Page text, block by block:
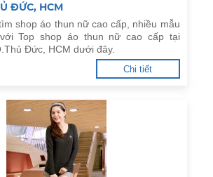
ĐỨC, HCM
shop áo thun nữ cao cấp, nhiều mẫu
Top shop áo thun nữ cao cấp tại
Đức, HCM dưới đây.
Chi tiết